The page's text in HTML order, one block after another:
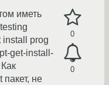
0
0
иметь
install prog
get-install-
пакет, не